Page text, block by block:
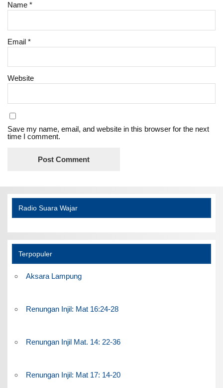
Name*
Email*
Website
Save my name, email, and website in this browser for the next
time I comment.
Radio Suara Wajar
Terpopuler
Aksara Lampung
Renungan Injil: Mat 16:24-28
Renungan Injil Mat. 14: 22-36
Renungan Injil: Mat 17: 14-20